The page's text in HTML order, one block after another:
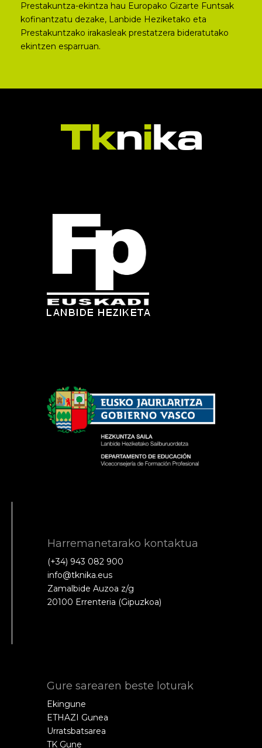
Prestakuntza-ekintza hau Europako Gizarte Funtsak
kofinantzatu dezake, Lanbide Heziketako eta
Prestakuntzako irakasleak prestatzera bideratutako
ekintzen esparruan.
Harremanetarako kontaktua
(+34) 943 082 900
info@tknika.eus
Zamalbide Auzoa z/g
20100 Errenteria (Gipuzkoa)
Gure sarearen beste loturak
Ekingune
ETHAZI Gunea
Urratsbatsarea
TK Gune